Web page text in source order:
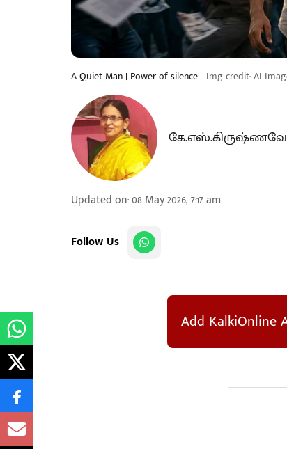
A Quiet Man | Power of silence Img credit: AI
Updated on:08 May 2026, 7:17 am
Follow Us
Add KalkiOnline